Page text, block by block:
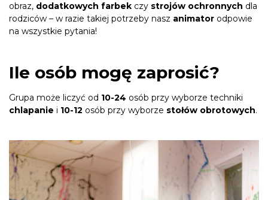
obraz, dodatkowych farbek czy strojów ochronnych dla
rodziców – w razie takiej potrzeby nasz animator odpowie
na wszystkie pytania!
Ile osób mogę zaprosić?
Grupa może liczyć od 10-24 osób przy wyborze techniki
chlapanie i 10-12 osób przy wyborze stołów obrotowych.